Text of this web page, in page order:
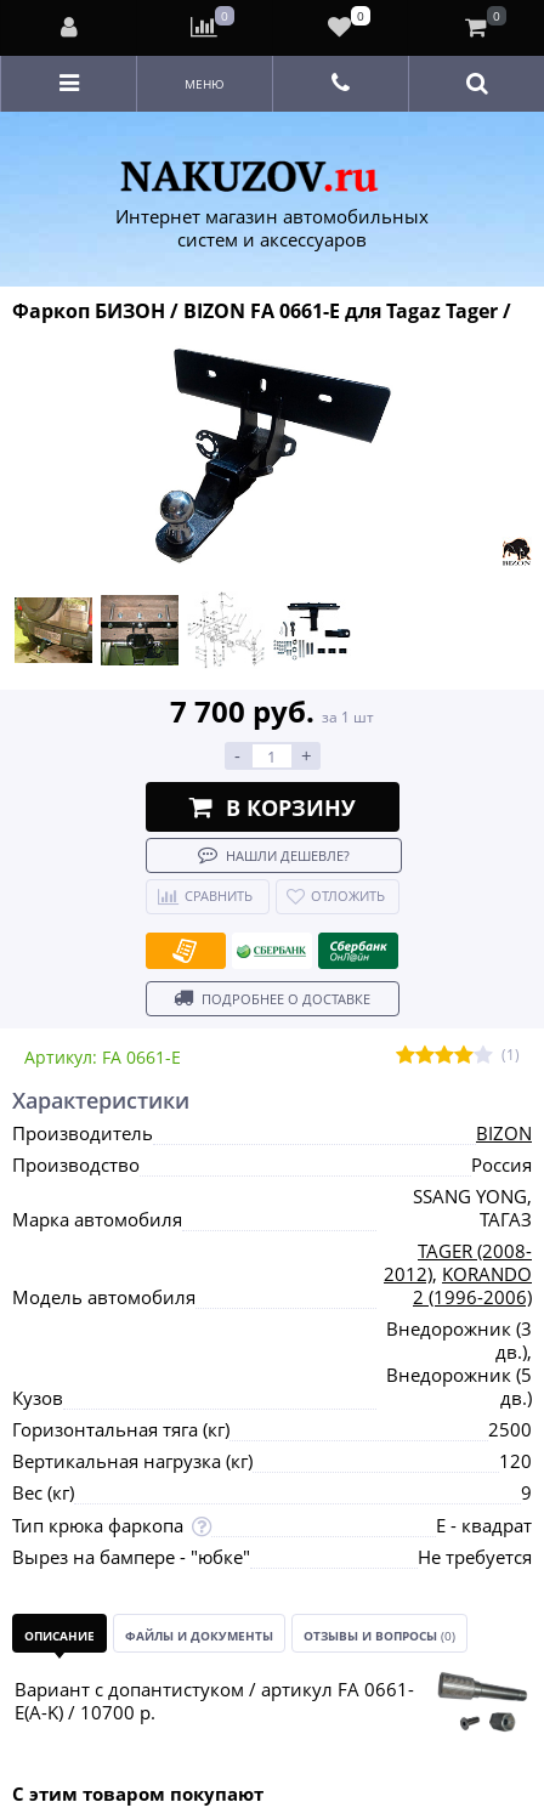
Интернет магазин автомобильных
систем и аксессуаров
МЕНЮ
Фаркоп БИЗОН / BIZON FA 0661-E для Tagaz Tager /
Артикул: FA 0661-E (1)
7 700 руб. за 1 шт
- +
В КОРЗИНУ
НАШЛИ ДЕШЕВЛЕ?
СРАВНИТЬ ОТЛОЖИТЬ
ПОДРОБНЕЕ О ДОСТАВКЕ
Характеристики
Производитель
BIZON
Производство
Россия
Марка автомобиля
SSANG YONG,
ТАГАЗ
Модель автомобиля
TAGER (2008-
2012), KORANDO
2 (1996-2006)
Кузов
Внедорожник (3
дв.),
Внедорожник (5
дв.)
Горизонтальная тяга (кг)
2500
Вертикальная нагрузка (кг)
120
Вес (кг)
9
Тип крюка фаркопа
Е - квадрат
Вырез на бампере - "юбке"
Не требуется
ОПИСАНИЕ ФАЙЛЫ И ДОКУМЕНТЫ ОТЗЫВЫ И ВОПРОСЫ (0)
Вариант с допантистуком / артикул FA 0661-
E(A-K) / 10700 р.
С этим товаром покупают
0 0 0